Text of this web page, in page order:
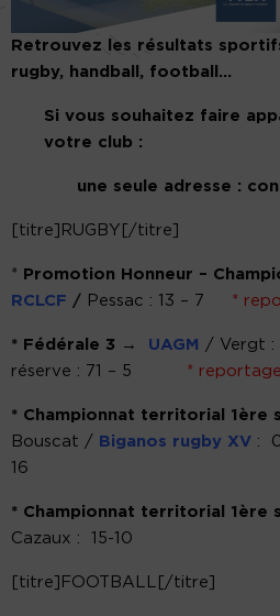
Retrouvez les résultats
rugby, handball, football…
Si vous souhaitez faire
votre club :
une seule adresse :
[titre]RUGBY[/titre]
* Promotion Honneur –
RCLCF / Pessac : 13 – 7 *
* Fédérale 3 → UAGM
/
réserve : 71 – 5
*
* Championnat territorial 1ère
Bouscat / Biganos rugby XV :
16
* Championnat territorial 1ère
Cazaux : 15-10
[titre]FOOTBALL[/titre]